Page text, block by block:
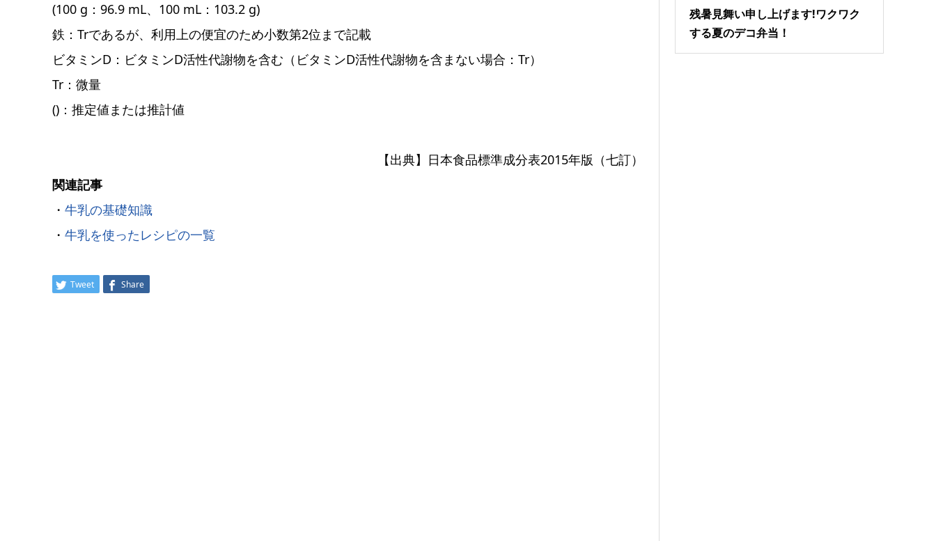
(100 g：96.9 mL、100 mL：103.2 g)
鉄：Trであるが、利用上の便宜のため小数第2位まで記載
ビタミンD：ビタミンD活性代謝物を含む（ビタミンD活性代謝物を含まない場合：Tr）
Tr：微量
()：推定値または推計値
【出典】日本食品標準成分表2015年版（七訂）
関連記事
・ 牛乳の基礎知識
・ 牛乳を使ったレシピの一覧
Tweet Share
残暑見舞い申し上げます!ワクワク
する夏のデコ弁当！